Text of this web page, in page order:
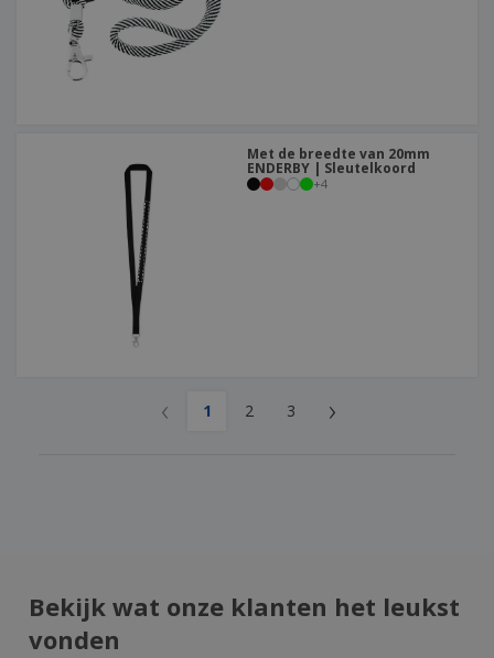
Met de breedte van 20mm
ENDERBY | Sleutelkoord
+4
‹ 1 2 3 ›
Bekijk wat onze klanten het leukst
vonden